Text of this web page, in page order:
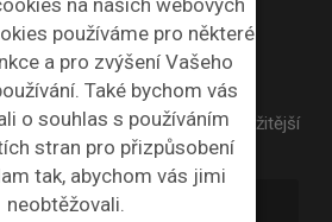
na našich webových
používáme pro některé
a pro zvýšení Vašeho
Také bychom vás
o souhlas s používáním
stran pro přizpůsobení
tak, abychom vás jimi
neobtěžovali.
PLASTY
NEWSLETTER
Vám budeme zasílat ty nejdůležitější
maximálně 1x týdně.